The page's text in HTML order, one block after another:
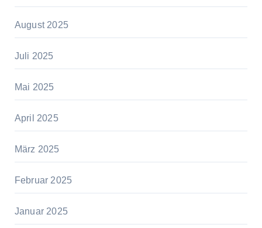
August 2025
Juli 2025
Mai 2025
April 2025
März 2025
Februar 2025
Januar 2025